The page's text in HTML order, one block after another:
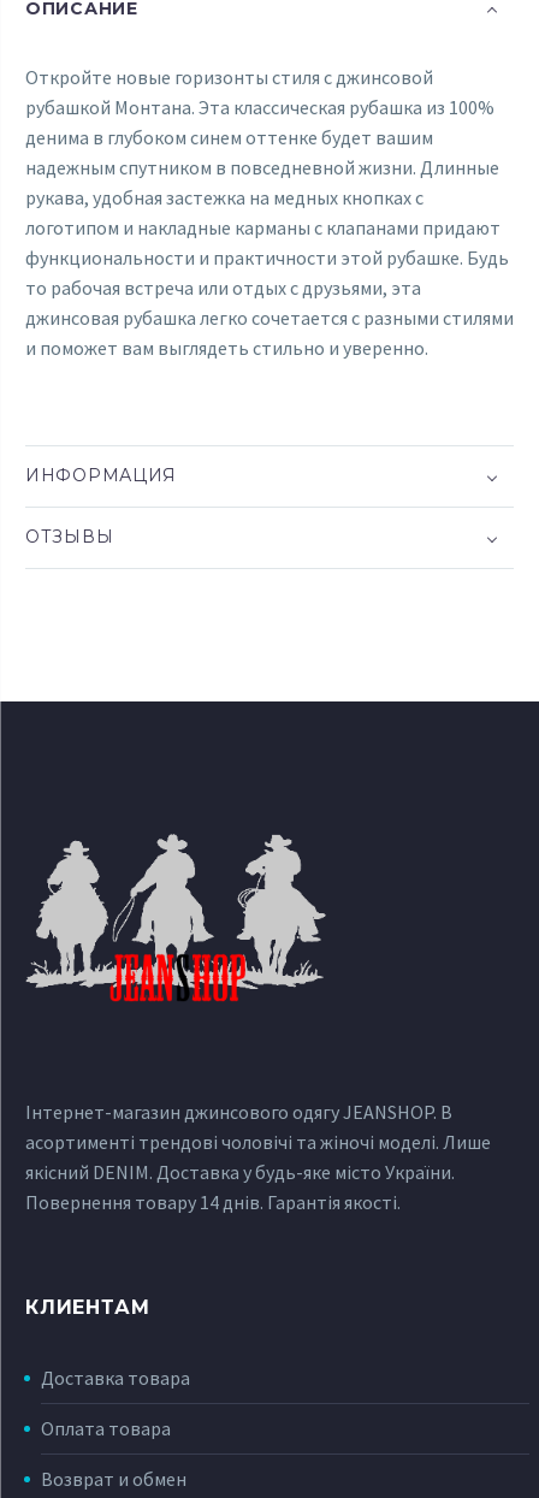
ОПИСАНИЕ
Откройте новые горизонты стиля с джинсовой
рубашкой Монтана. Эта классическая рубашка из 100%
денима в глубоком синем оттенке будет вашим
надежным спутником в повседневной жизни. Длинные
рукава, удобная застежка на медных кнопках с
логотипом и накладные карманы с клапанами придают
функциональности и практичности этой рубашке. Будь
то рабочая встреча или отдых с друзьями, эта
джинсовая рубашка легко сочетается с разными стилями
и поможет вам выглядеть стильно и уверенно.
ИНФОРМАЦИЯ
ОТЗЫВЫ
Інтернет-магазин джинсового одягу JEANSHOP. В
асортименті трендові чоловічі та жіночі моделі. Лише
якісний DENIM. Доставка у будь-яке місто України.
Повернення товару 14 днів. Гарантія якості.
КЛИЕНТАМ
Доставка товара
Оплата товара
Возврат и обмен